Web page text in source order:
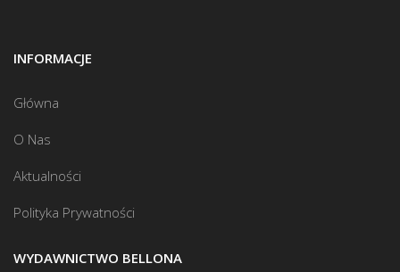
INFORMACJE
Główna
O Nas
Aktualności
Polityka Prywatności
WYDAWNICTWO BELLONA